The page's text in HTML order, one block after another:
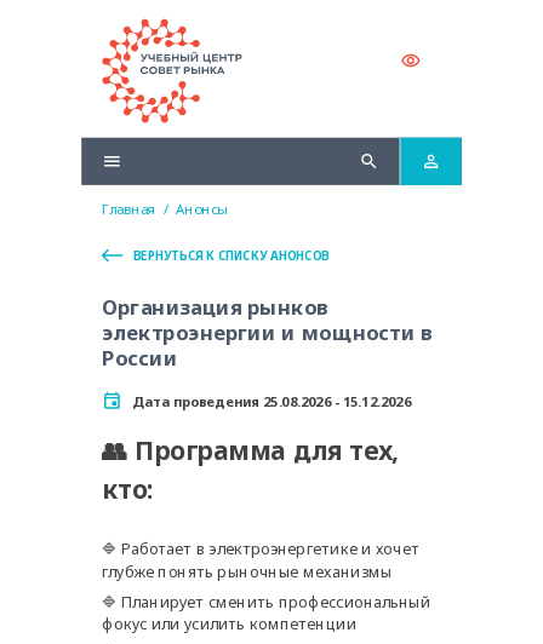
Главная / Анонсы
ВЕРНУТЬСЯ К СПИСКУ АНОНСОВ
Организация рынков
электроэнергии и мощности в
России
Дата проведения 25.08.2026 - 15.12.2026
👥 Программа для тех,
кто:
🔷 Работает в электроэнергетике и хочет
глубже понять рыночные механизмы
🔷 Планирует сменить профессиональный
фокус или усилить компетенции